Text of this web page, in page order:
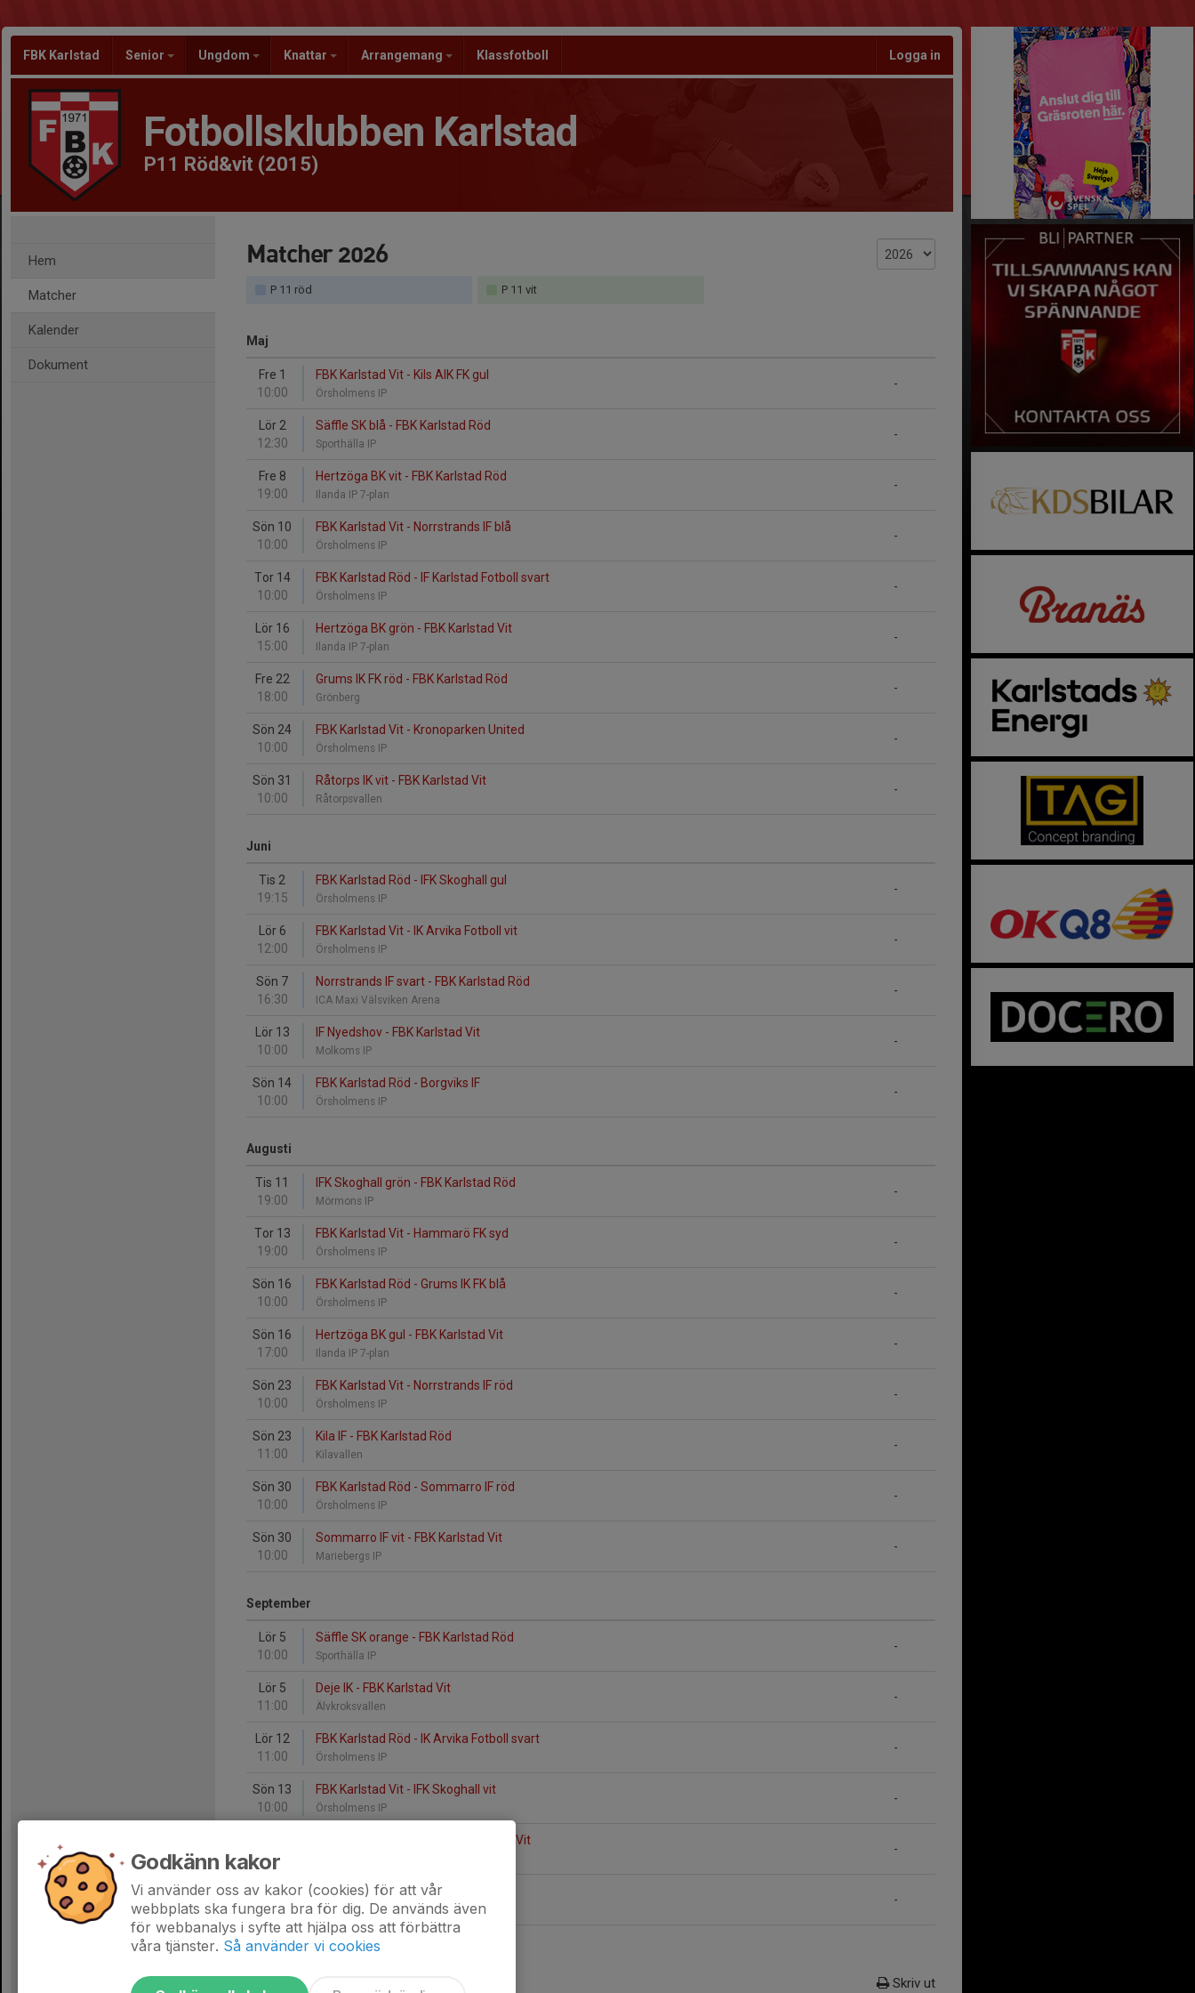
FBK Karlstad Senior Ungdom Knattar Arrangemang Klassfotboll Logga in
Fotbollsklubben Karlstad
P11 Röd&vit (2015)
Hem
Matcher
Kalender
Dokument
Matcher 2026
P 11 röd P 11 vit
Maj
Fre 1
10:00
-
FBK Karlstad Vit - Kils AIK FK gul
Örsholmens IP
Lör 2
12:30
-
Säffle SK blå - FBK Karlstad Röd
Sporthälla IP
Fre 8
19:00
-
Hertzöga BK vit - FBK Karlstad Röd
Ilanda IP 7-plan
Sön 10
10:00
-
FBK Karlstad Vit - Norrstrands IF blå
Örsholmens IP
Tor 14
10:00
-
FBK Karlstad Röd - IF Karlstad Fotboll svart
Örsholmens IP
Lör 16
15:00
-
Hertzöga BK grön - FBK Karlstad Vit
Ilanda IP 7-plan
Fre 22
18:00
-
Grums IK FK röd - FBK Karlstad Röd
Grönberg
Sön 24
10:00
-
FBK Karlstad Vit - Kronoparken United
Örsholmens IP
Sön 31
10:00
-
Råtorps IK vit - FBK Karlstad Vit
Råtorpsvallen
Juni
Tis 2
19:15
-
FBK Karlstad Röd - IFK Skoghall gul
Örsholmens IP
Lör 6
12:00
-
FBK Karlstad Vit - IK Arvika Fotboll vit
Örsholmens IP
Sön 7
16:30
-
Norrstrands IF svart - FBK Karlstad Röd
ICA Maxi Välsviken Arena
Lör 13
10:00
-
IF Nyedshov - FBK Karlstad Vit
Molkoms IP
Sön 14
10:00
-
FBK Karlstad Röd - Borgviks IF
Örsholmens IP
Augusti
Tis 11
19:00
-
IFK Skoghall grön - FBK Karlstad Röd
Mörmons IP
Tor 13
19:00
-
FBK Karlstad Vit - Hammarö FK syd
Örsholmens IP
Sön 16
10:00
-
FBK Karlstad Röd - Grums IK FK blå
Örsholmens IP
Sön 16
17:00
-
Hertzöga BK gul - FBK Karlstad Vit
Ilanda IP 7-plan
Sön 23
10:00
-
FBK Karlstad Vit - Norrstrands IF röd
Örsholmens IP
Sön 23
11:00
-
Kila IF - FBK Karlstad Röd
Kilavallen
Sön 30
10:00
-
FBK Karlstad Röd - Sommarro IF röd
Örsholmens IP
Sön 30
10:00
-
Sommarro IF vit - FBK Karlstad Vit
Mariebergs IP
September
Lör 5
10:00
-
Säffle SK orange - FBK Karlstad Röd
Sporthälla IP
Lör 5
11:00
-
Deje IK - FBK Karlstad Vit
Älvkroksvallen
Lör 12
11:00
-
FBK Karlstad Röd - IK Arvika Fotboll svart
Örsholmens IP
Sön 13
10:00
-
FBK Karlstad Vit - IFK Skoghall vit
Örsholmens IP
09:30
-
IF Karlstad Fotboll blå - FBK Karlstad Vit
Sön 20
12:00
-
FBK Karlstad Röd - IF Viken
Örsholmens IP
Skriv ut
Godkänn kakor
Vi använder oss av kakor (cookies) för att vår
webbplats ska fungera bra för dig. De används även
för webbanalys i syfte att hjälpa oss att förbättra
våra tjänster. Så använder vi cookies